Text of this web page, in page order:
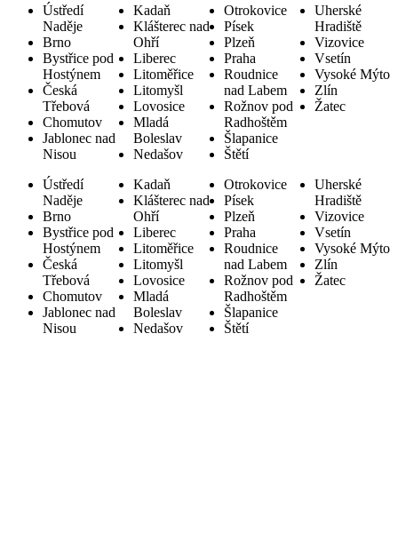
Ústředí
Naděje
Brno
Bystřice pod
Hostýnem
Česká
Třebová
Chomutov
Jablonec nad
Nisou
Kadaň
Klášterec nad
Ohří
Liberec
Litoměřice
Litomyšl
Lovosice
Mladá
Boleslav
Nedašov
Otrokovice
Písek
Plzeň
Praha
Roudnice
nad Labem
Rožnov pod
Radhoštěm
Šlapanice
Štětí
Uherské
Hradiště
Vizovice
Vsetín
Vysoké Mýto
Zlín
Žatec
Ústředí
Naděje
Brno
Bystřice pod
Hostýnem
Česká
Třebová
Chomutov
Jablonec nad
Nisou
Kadaň
Klášterec nad
Ohří
Liberec
Litoměřice
Litomyšl
Lovosice
Mladá
Boleslav
Nedašov
Otrokovice
Písek
Plzeň
Praha
Roudnice
nad Labem
Rožnov pod
Radhoštěm
Šlapanice
Štětí
Uherské
Hradiště
Vizovice
Vsetín
Vysoké Mýto
Zlín
Žatec